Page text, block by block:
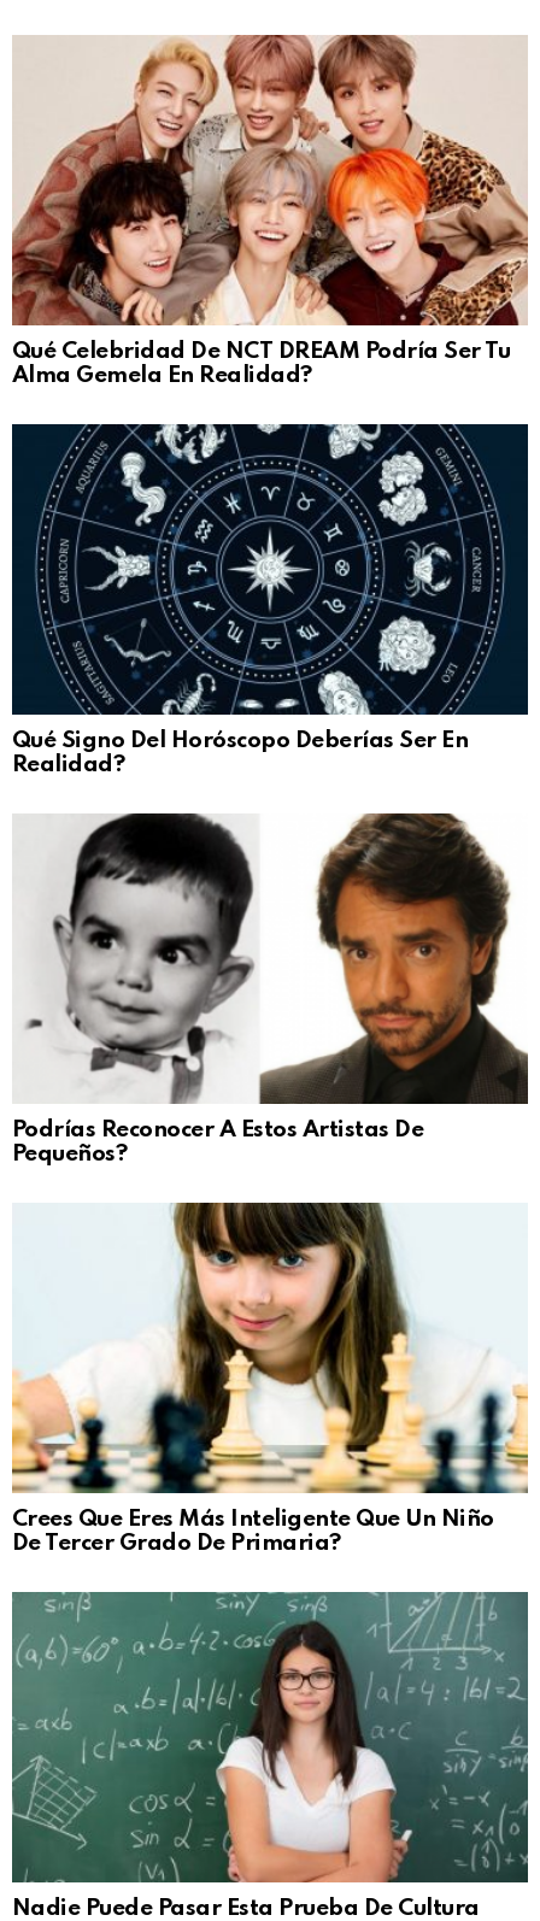
Qué Celebridad De NCT DREAM Podría Ser Tu
Alma Gemela En Realidad?
Qué Signo Del Horóscopo Deberías Ser En
Realidad?
Podrías Reconocer A Estos Artistas De
Pequeños?
Crees Que Eres Más Inteligente Que Un Niño
De Tercer Grado De Primaria?
Nadie Puede Pasar Esta Prueba De Cultura